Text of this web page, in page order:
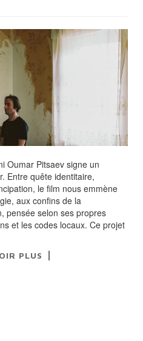
Oumar Pitsaev signe un
Entre quête identitaire,
le film nous emmène
aux confins de la
pensée selon ses propres
et les codes locaux. Ce projet
PLUS